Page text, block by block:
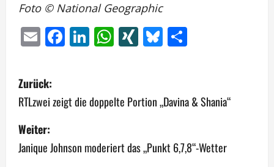
Foto © National Geographic
EmailFacebook
LinkedIn
WhatsApp
XINGBluesky
B
e
i
t
Zurück:
RTLzwei zeigt die doppelte Portion „Davina & Shania“
Weiter:
Janique Johnson moderiert das „Punkt 6,7,8“-Wetter